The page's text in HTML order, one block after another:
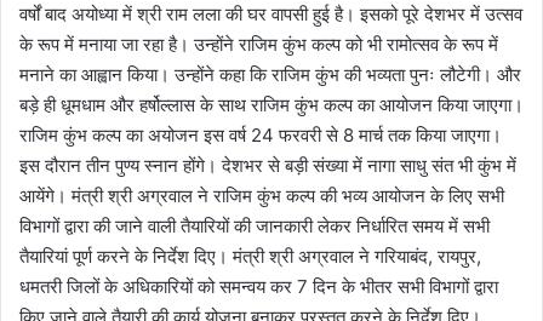
वर्षों बाद अयोध्या में श्री राम लला की घर वापसी हुई है। इसको पूरे देशभर में उत्सव
के रूप में मनाया जा रहा है। उन्होंने राजिम कुंभ कल्प को भी रामोत्सव के रूप में
मनाने का आह्वान किया। उन्होंने कहा कि राजिम कुंभ की भव्यता पुनः लौटेगी। और
बड़े ही धूमधाम और हर्षोल्लास के साथ राजिम कुंभ कल्प का आयोजन किया जाएगा।
राजिम कुंभ कल्प का अयोजन इस वर्ष 24 फरवरी से 8 मार्च तक किया जाएगा।
इस दौरान तीन पुण्य स्नान होंगे। देशभर से बड़ी संख्या में नागा साधु संत भी कुंभ में
आयेंगे। मंत्री श्री अग्रवाल ने राजिम कुंभ कल्प की भव्य आयोजन के लिए सभी
विभागों द्वारा की जाने वाली तैयारियों की जानकारी लेकर निर्धारित समय में सभी
तैयारियां पूर्ण करने के निर्देश दिए। मंत्री श्री अग्रवाल ने गरियाबंद, रायपुर,
धमतरी जिलों के अधिकारियों को समन्वय कर 7 दिन के भीतर सभी विभागों द्वारा